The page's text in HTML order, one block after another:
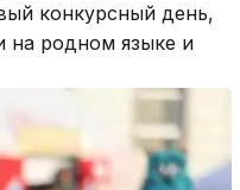
конкурсный день,
на родном языке и